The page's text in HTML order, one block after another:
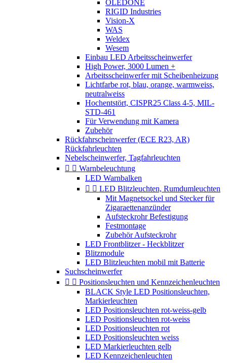
OLEDONE
RIGID Industries
Vision-X
WAS
Weldex
Wesem
Einbau LED Arbeitsscheinwerfer
High Power, 3000 Lumen +
Arbeitsscheinwerfer mit Scheibenheizung
Lichtfarbe rot, blau, orange, warmweiss,
neutralweiss
Hochentstört, CISPR25 Class 4-5, MIL-
STD-461
Für Verwendung mit Kamera
Zubehör
Rückfahrscheinwerfer (ECE R23, AR)
Rückfahrleuchten
Nebelscheinwerfer, Tagfahrleuchten
  Warnbeleuchtung
LED Warnbalken
  LED Blitzleuchten, Rumdumleuchten
Mit Magnetsockel und Stecker für
Zigaraettenanzünder
Aufsteckrohr Befestigung
Festmontage
Zubehör Aufsteckrohr
LED Frontblitzer - Heckblitzer
Blitzmodule
LED Blitzleuchten mobil mit Batterie
Suchscheinwerfer
  Positionsleuchten und Kennzeichenleuchten
BLACK Style LED Positionsleuchten,
Markierleuchten
LED Positionsleuchten rot-weiss-gelb
LED Positionsleuchten rot-weiss
LED Positionsleuchten rot
LED Positionsleuchten weiss
LED Markierleuchten gelb
LED Kennzeichenleuchten